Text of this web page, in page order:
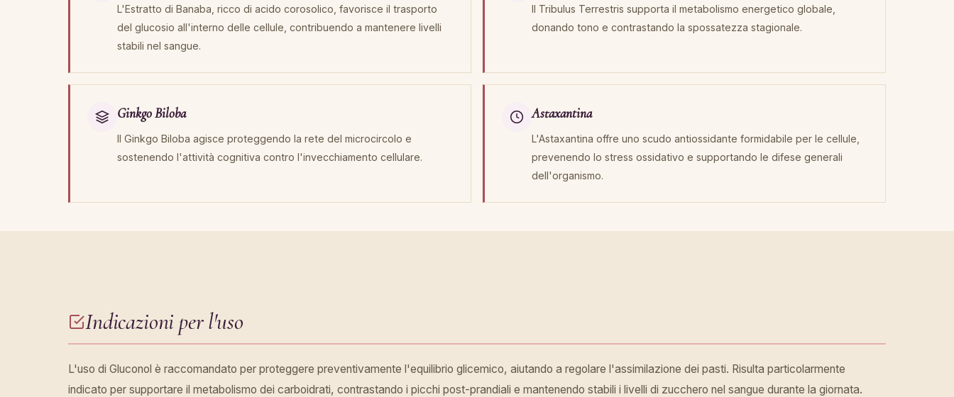
L'Estratto di Banaba, ricco di acido corosolico, favorisce il trasporto
del glucosio all'interno delle cellule, contribuendo a mantenere livelli
stabili nel sangue.
Il Tribulus Terrestris supporta il metabolismo energetico globale,
donando tono e contrastando la spossatezza stagionale.
Ginkgo Biloba
Il Ginkgo Biloba agisce proteggendo la rete del microcircolo e
sostenendo l'attività cognitiva contro l'invecchiamento cellulare.
Astaxantina
L'Astaxantina offre uno scudo antiossidante formidabile per le cellule,
prevenendo lo stress ossidativo e supportando le difese generali
dell'organismo.
Indicazioni per l'uso
L'uso di Gluconol è raccomandato per proteggere preventivamente l'equilibrio glicemico, aiutando a regolare l'assimilazione dei pasti. Risulta particolarmente
indicato per supportare il metabolismo dei carboidrati, contrastando i picchi post-prandiali e mantenendo stabili i livelli di zucchero nel sangue durante la giornata.